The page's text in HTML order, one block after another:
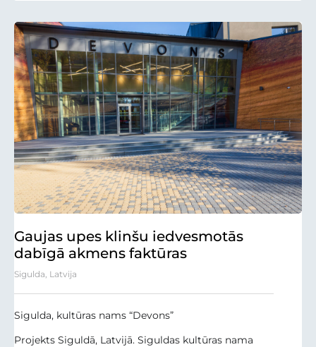
Gaujas upes klinšu iedvesmotās
dabīgā akmens faktūras
Sigulda, Latvija
Sigulda, kultūras nams “Devons”
Projekts Siguldā, Latvijā. Siguldas kultūras nama